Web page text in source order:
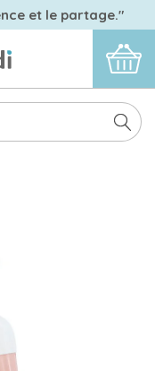
et le partage."